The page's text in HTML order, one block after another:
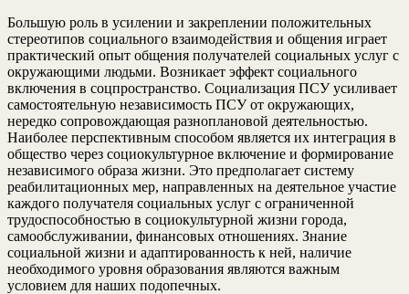
Большую роль в усилении и закреплении положительных
стереотипов социального взаимодействия и общения играет
практический опыт общения получателей социальных услуг с
окружающими людьми. Возникает эффект социального
включения в соцпространство. Социализация ПСУ усиливает
самостоятельную независимость ПСУ от окружающих,
нередко сопровождающая разноплановой деятельностью.
Наиболее перспективным способом является их интеграция в
общество через социокультурное включение и формирование
независимого образа жизни. Это предполагает систему
реабилитационных мер, направленных на деятельное участие
каждого получателя социальных услуг с ограниченной
трудоспособностью в социокультурной жизни города,
самообслуживании, финансовых отношениях. Знание
социальной жизни и адаптированность к ней, наличие
необходимого уровня образования являются важным
условием для наших подопечных.